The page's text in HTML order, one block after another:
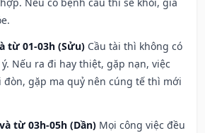
từ 01-03h (Sửu) Cầu tài thì không có
Nếu ra đi hay thiệt, gặp nạn, việc
gặp ma quỷ nên cúng tế thì mới
từ 03h-05h (Dần) Mọi công việc đều